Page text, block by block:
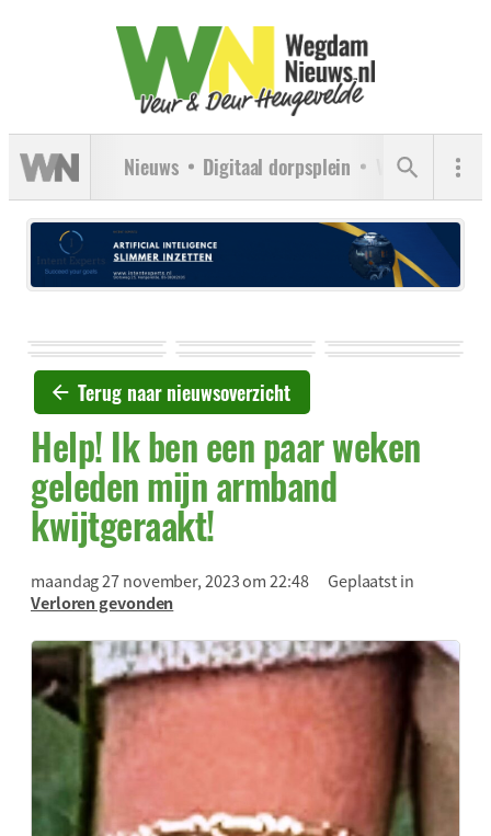
Nieuws Digitaal dorpsplein Verenigingen
Terug naar nieuwsoverzicht
Help! Ik ben een paar weken
geleden mijn armband
kwijtgeraakt!
maandag 27 november, 2023 om 22:48
Geplaatst in
Verloren gevonden